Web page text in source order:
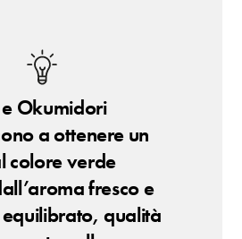
Okumidori
a ottenere un
colore verde
fresco e
qualità